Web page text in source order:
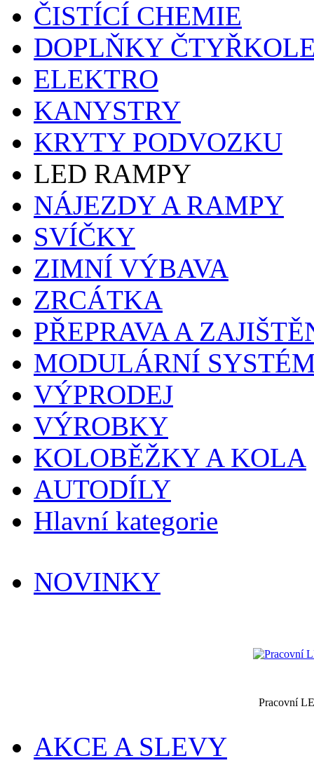
ČISTÍCÍ CHEMIE
DOPLŇKY
ELEKTRO
KANYSTRY
KRYTY PODVOZKU
LED RAMPY
NÁJEZDY A RAMPY
SVÍČKY
ZIMNÍ VÝBAVA
ZRCÁTKA
PŘEPRAVA A
MODULÁRNÍ
VÝPRODEJ
VÝROBKY
KOLOBĚŽKY A KOLA
AUTODÍLY
Hlavní kategorie
NOVINKY
Pracovní
AKCE A SLEVY